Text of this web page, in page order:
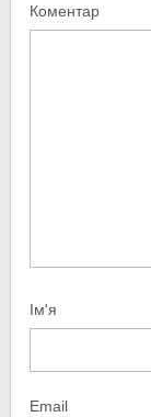
Коментар
Ім'я
Email